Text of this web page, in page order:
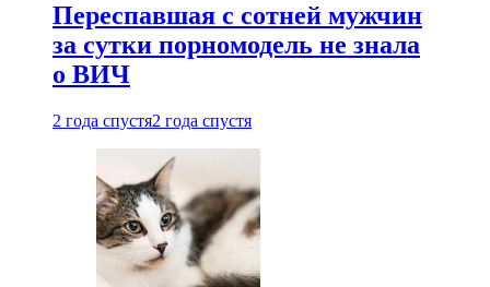
Переспавшая с сотней мужчин
за сутки порномодель не знала
о ВИЧ
2 года спустя2 года спустя